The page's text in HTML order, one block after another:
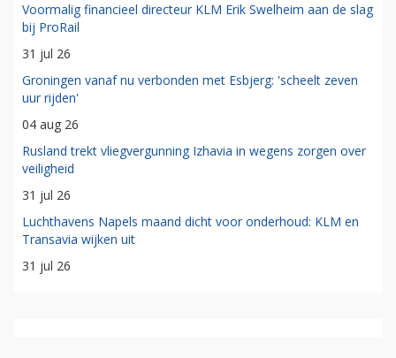
Voormalig financieel directeur KLM Erik Swelheim aan de slag
bij ProRail
31 jul 26
Groningen vanaf nu verbonden met Esbjerg: 'scheelt zeven
uur rijden'
04 aug 26
Rusland trekt vliegvergunning Izhavia in wegens zorgen over
veiligheid
31 jul 26
Luchthavens Napels maand dicht voor onderhoud: KLM en
Transavia wijken uit
31 jul 26